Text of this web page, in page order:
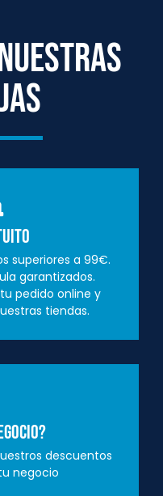
superiores a 99€.
garantizados.
pedido online y
tiendas.
descuentos
negocio